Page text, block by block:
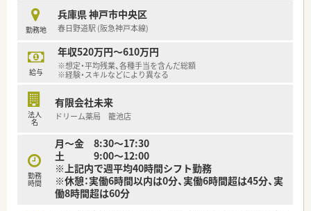
■福利厚生として保養所やスポーツ鑑賞券などが用意されてお
り、社員の心身のリフレッシュを大切にしている企業文化があり
ます。
■教育制度としてe-ラーニングや勉強会を導入しており、薬剤師
としての専門性を常に磨き続けられる体制が整っております。
【こんな方にオススメ】
確保したいとお考えの欲張りな薬剤師さんにぴったりの求人で
す。
対人業務に重きを置いて働きたい方に非常に適した環境です。
■大手企業の画一的なルールよりも、個々の店舗の特性を活かし
た柔軟な働き方や地域密着の医療を好む方に強くお勧めしま
す。
勤務地
兵庫県 神戸市中央区
春日野道駅 (阪急神戸本線)
給与
年収520万円～610万円
※想定・平均残業、各種手当を含んだ総額
※経験・スキルなどにより異なる
法人
名
有限会社未来
ドリーム薬局 籠池店
勤務
時間
月～金 8:30～17:30
土 9:00～12:00
※上記内で週平均40時間シフト勤務
※休憩：実働6時間以内は0分、実働6時間超は45分、実
働8時間超は60分